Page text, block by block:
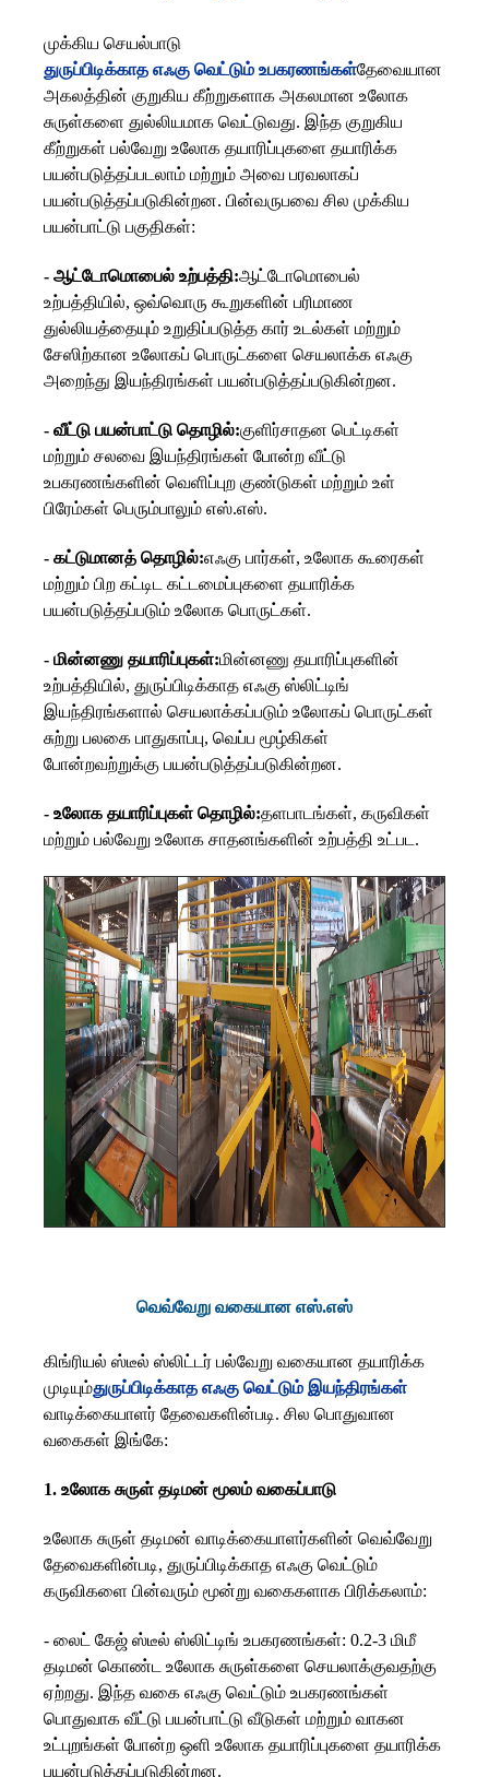
முக்கிய செயல்பாடு
துருப்பிடிக்காத எஃகு வெட்டும் உபகரணங்கள்தேவையான
அகலத்தின் குறுகிய கீற்றுகளாக அகலமான உலோக
சுருள்களை துல்லியமாக வெட்டுவது. இந்த குறுகிய
கீற்றுகள் பல்வேறு உலோக தயாரிப்புகளை தயாரிக்க
பயன்படுத்தப்படலாம் மற்றும் அவை பரவலாகப்
பயன்படுத்தப்படுகின்றன. பின்வருபவை சில முக்கிய
பயன்பாட்டு பகுதிகள்:
- ஆட்டோமொபைல் உற்பத்தி:ஆட்டோமொபைல்
உற்பத்தியில், ஒவ்வொரு கூறுகளின் பரிமாண
துல்லியத்தையும் உறுதிப்படுத்த கார் உடல்கள் மற்றும்
சேஸிற்கான உலோகப் பொருட்களை செயலாக்க எஃகு
அறைந்து இயந்திரங்கள் பயன்படுத்தப்படுகின்றன.
- வீட்டு பயன்பாட்டு தொழில்:குளிர்சாதன பெட்டிகள்
மற்றும் சலவை இயந்திரங்கள் போன்ற வீட்டு
உபகரணங்களின் வெளிப்புற குண்டுகள் மற்றும் உள்
பிரேம்கள் பெரும்பாலும் எஸ்.எஸ்.
- கட்டுமானத் தொழில்:எஃகு பார்கள், உலோக கூரைகள்
மற்றும் பிற கட்டிட கட்டமைப்புகளை தயாரிக்க
பயன்படுத்தப்படும் உலோக பொருட்கள்.
- மின்னணு தயாரிப்புகள்:மின்னணு தயாரிப்புகளின்
உற்பத்தியில், துருப்பிடிக்காத எஃகு ஸ்லிட்டிங்
இயந்திரங்களால் செயலாக்கப்படும் உலோகப் பொருட்கள்
சுற்று பலகை பாதுகாப்பு, வெப்ப மூழ்கிகள்
போன்றவற்றுக்கு பயன்படுத்தப்படுகின்றன.
- உலோக தயாரிப்புகள் தொழில்:தளபாடங்கள், கருவிகள்
மற்றும் பல்வேறு உலோக சாதனங்களின் உற்பத்தி உட்பட.
வெவ்வேறு வகையான எஸ்.எஸ்
கிங்ரியல் ஸ்டீல் ஸ்லிட்டர் பல்வேறு வகையான தயாரிக்க
முடியும்துருப்பிடிக்காத எஃகு வெட்டும் இயந்திரங்கள்
வாடிக்கையாளர் தேவைகளின்படி. சில பொதுவான
வகைகள் இங்கே:
1. உலோக சுருள் தடிமன் மூலம் வகைப்பாடு
உலோக சுருள் தடிமன் வாடிக்கையாளர்களின் வெவ்வேறு
தேவைகளின்படி, துருப்பிடிக்காத எஃகு வெட்டும்
கருவிகளை பின்வரும் மூன்று வகைகளாக பிரிக்கலாம்:
- லைட் கேஜ் ஸ்டீல் ஸ்லிட்டிங் உபகரணங்கள்: 0.2-3 மிமீ
தடிமன் கொண்ட உலோக சுருள்களை செயலாக்குவதற்கு
ஏற்றது. இந்த வகை எஃகு வெட்டும் உபகரணங்கள்
பொதுவாக வீட்டு பயன்பாட்டு வீடுகள் மற்றும் வாகன
உட்புறங்கள் போன்ற ஒளி உலோக தயாரிப்புகளை தயாரிக்க
பயன்படுத்தப்படுகின்றன.